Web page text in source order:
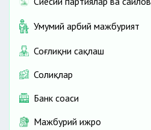
Умумий ҳарбий мажбурият
Соғлиқни сақлаш
Солиқлар
Банк соҳаси
Мажбурий ижро